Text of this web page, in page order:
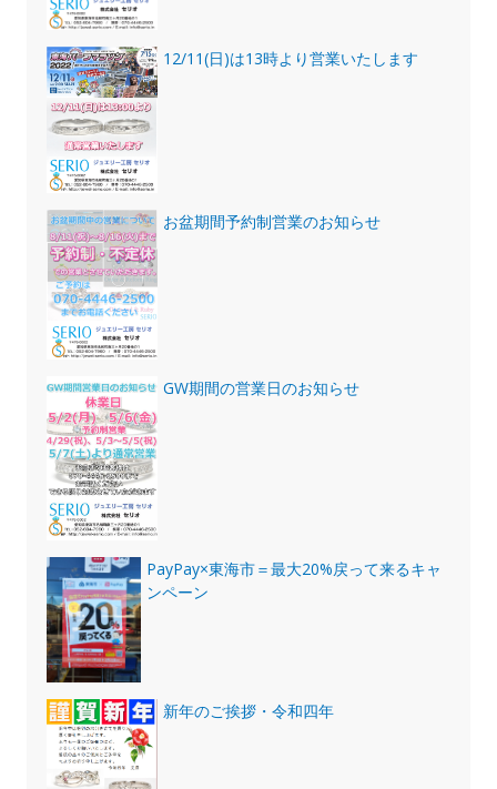
12/11(日)は13時より営業いたします
お盆期間予約制営業のお知らせ
GW期間の営業日のお知らせ
PayPay×東海市＝最大20%戻って来るキャ
ンペーン
新年のご挨拶・令和四年